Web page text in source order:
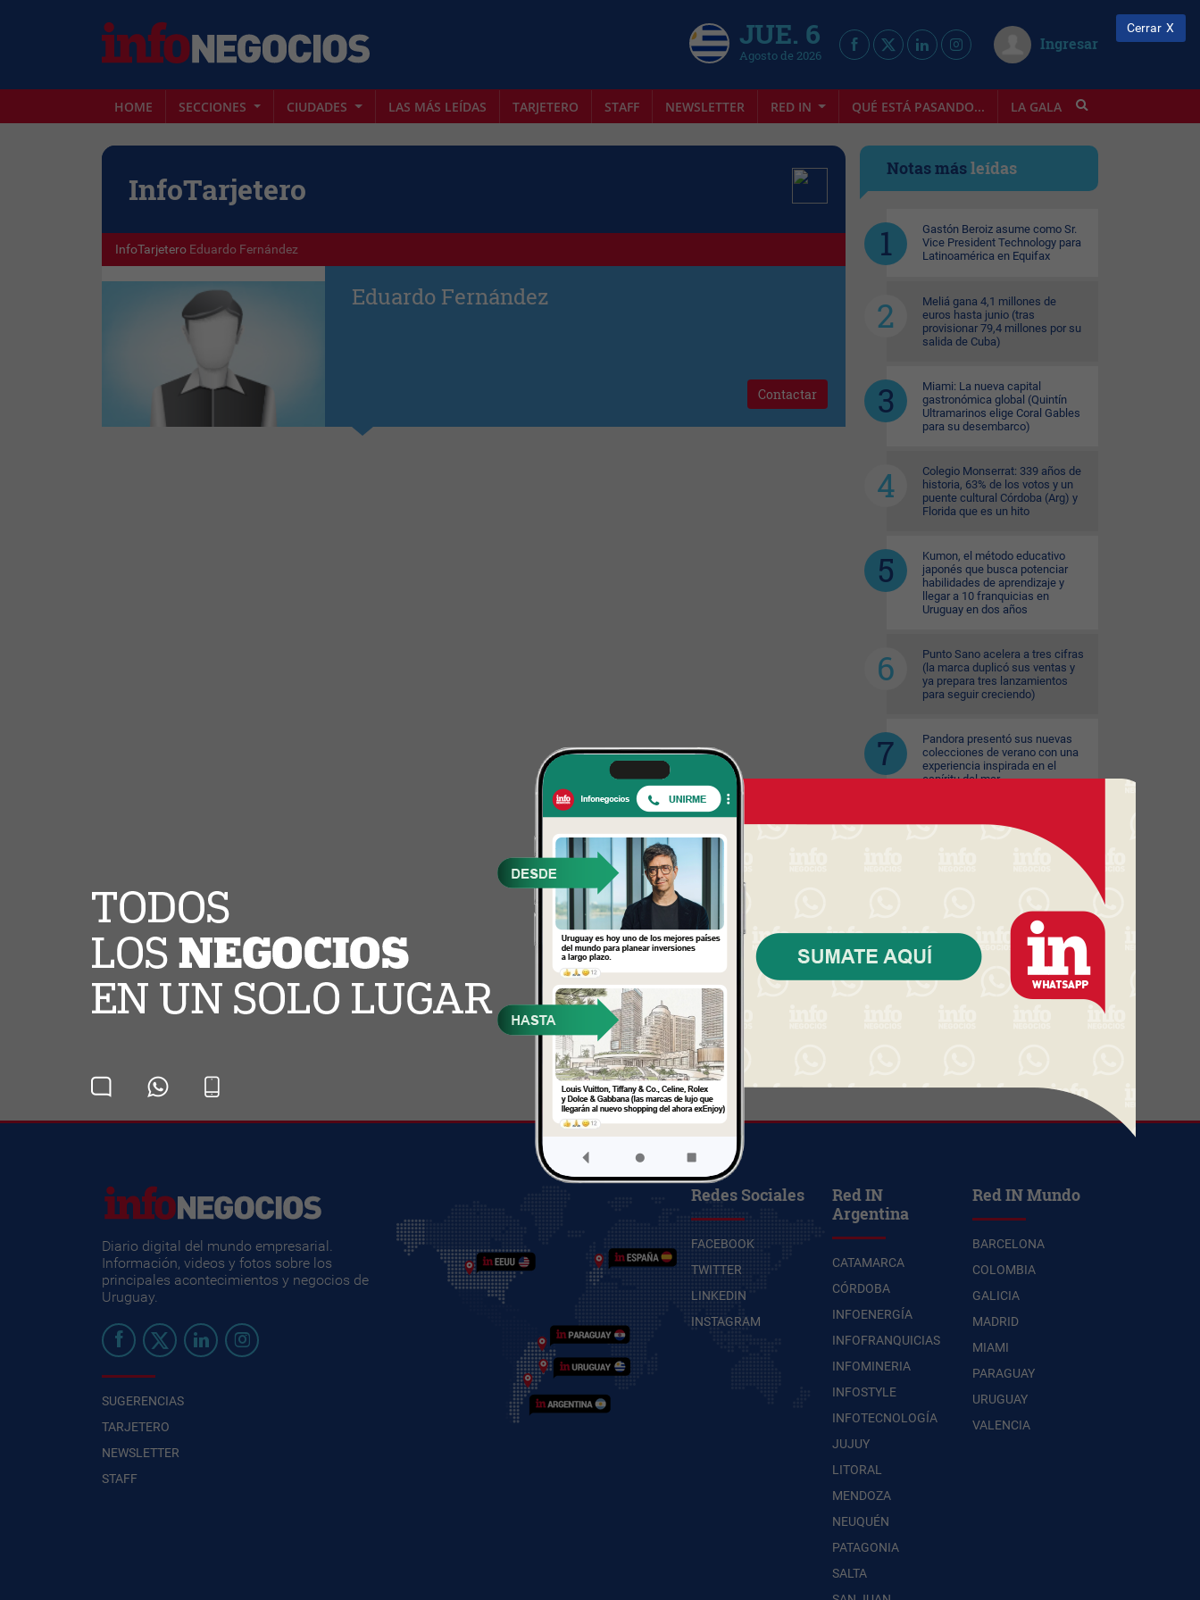
JUE. 6
Agosto de 2026
Ingresar
HOME SECCIONES CIUDADES LAS MÁS LEÍDAS TARJETERO STAFF NEWSLETTER RED IN QUÉ ESTÁ PASANDO... LA GALA INFOSTYLE
InfoTarjetero
InfoTarjetero Eduardo Fernández
Eduardo Fernández
Contactar
Notas másleídas
Gastón Beroiz asume como Sr.
Vice President Technology para
Latinoamérica en Equifax
Meliá gana 4,1 millones de
euros hasta junio (tras
provisionar 79,4 millones por su
salida de Cuba)
Miami: La nueva capital
gastronómica global (Quintín
Ultramarinos elige Coral Gables
para su desembarco)
Colegio Monserrat: 339 años de
historia, 63% de los votos y un
puente cultural Córdoba (Arg) y
Florida que es un hito
Kumon, el método educativo
japonés que busca potenciar
habilidades de aprendizaje y
llegar a 10 franquicias en
Uruguay en dos años
Punto Sano acelera a tres cifras
(la marca duplicó sus ventas y
ya prepara tres lanzamientos
para seguir creciendo)
Pandora presentó sus nuevas
colecciones de verano con una
experiencia inspirada en el
espíritu del mar
Una startup uruguaya que nació
sin inversión externa se integra
a un grupo global (y proyecta
El BSE refuerza su presencia en
el norte (inauguró una nueva
sucursal en Tacuarembó con
instalaciones más amplias y
modernas)
Diario digital del mundo empresarial.
Información, videos y fotos sobre los
principales acontecimientos y negocios de
Uruguay.
SUGERENCIAS
TARJETERO
NEWSLETTER
STAFF
Redes Sociales
FACEBOOK
TWITTER
LINKEDIN
INSTAGRAM
Red IN
Argentina
CATAMARCA
CÓRDOBA
INFOENERGÍA
INFOFRANQUICIAS
INFOMINERIA
INFOSTYLE
INFOTECNOLOGÍA
JUJUY
LITORAL
MENDOZA
NEUQUÉN
PATAGONIA
SALTA
Red IN Mundo
BARCELONA
COLOMBIA
GALICIA
MADRID
MIAMI
PARAGUAY
URUGUAY
VALENCIA
Cerrar